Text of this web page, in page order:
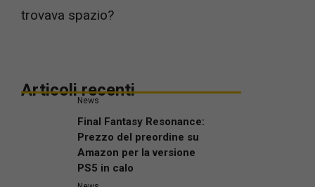
trovava spazio?
Articoli recenti
News
Final Fantasy Resonance:
Prezzo del preordine su
Amazon per la versione
PS5 in calo